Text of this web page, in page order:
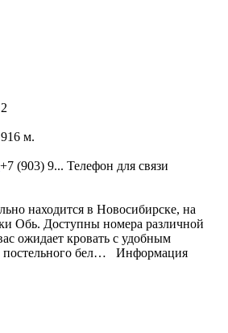
м.
+7 (903) 9... Телефон для связи
находится в Новосибирске, на
Обь. Доступны номера различной
ожидает кровать с удобным
постельного бел… Информация